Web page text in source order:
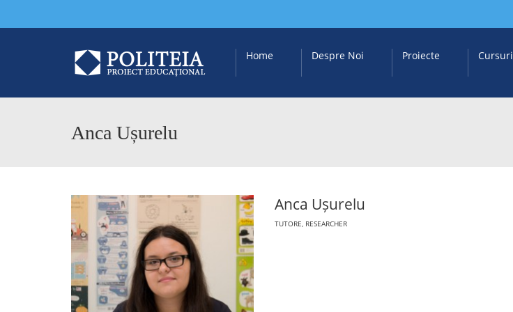
Home Despre Noi Proiecte Cursuri
Anca Ușurelu
Anca Ușurelu
TUTORE, RESEARCHER